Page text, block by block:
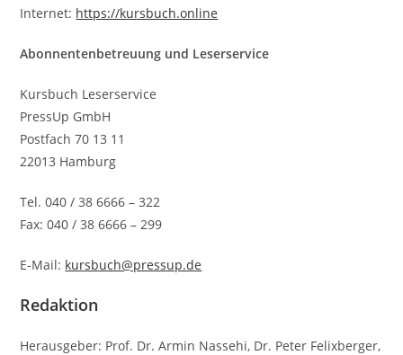
Internet: https://kursbuch.online
Abonnentenbetreuung und Leserservice
Kursbuch Leserservice
PressUp GmbH
Postfach 70 13 11
22013 Hamburg
Tel. 040 / 38 6666 – 322
Fax: 040 / 38 6666 – 299
E-Mail: kursbuch@pressup.de
Redaktion
Herausgeber: Prof. Dr. Armin Nassehi, Dr. Peter Felixberger,